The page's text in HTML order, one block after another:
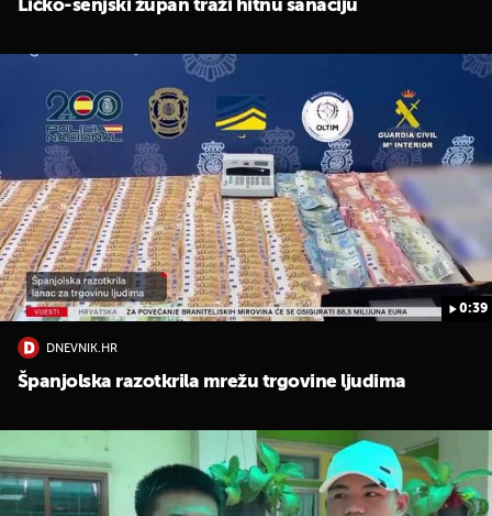
Ličko-senjski župan traži hitnu sanaciju
0:39
DNEVNIK.HR
Španjolska razotkrila mrežu trgovine ljudima